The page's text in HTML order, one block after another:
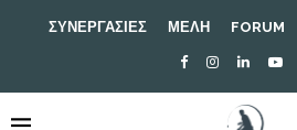
ΣΥΝΕΡΓΑΣΙΕΣ ΜΕΛΗ FORUM